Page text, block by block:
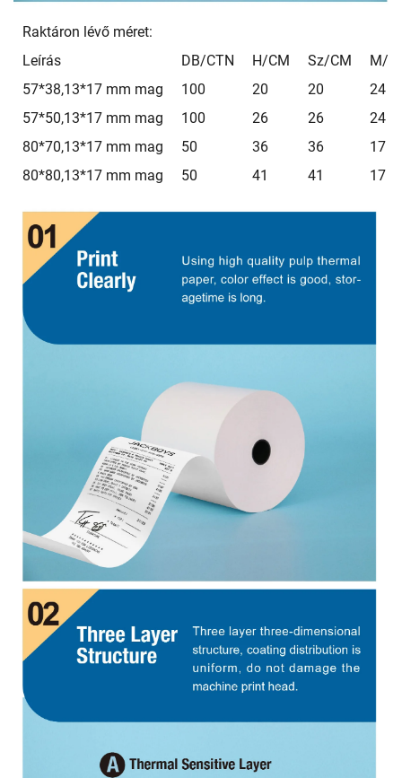
Raktáron lévő méret:
Leírás
DB/CTN H/CM Sz/CM
M/
57*38,13*17 mm mag
100 20 20
24
57*50,13*17 mm mag
100 26 26
24
80*70,13*17 mm mag
50 36 36
17
80*80,13*17 mm mag
50 41 41 17